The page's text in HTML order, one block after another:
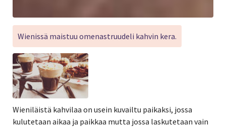
Wienissä maistuu omenastruudeli kahvin kera.
Wieniläistä kahvilaa on usein kuvailtu paikaksi, jossa
kulutetaan aikaa ja paikkaa mutta jossa laskutetaan vain